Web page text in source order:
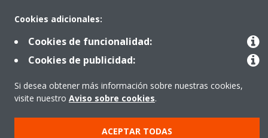
Contactar con Daikin
Copyright © Daikin
Cookies adicionales:
Cookies de funcionalidad:
Cookies de publicidad:
Si desea obtener más información sobre nuestras cookies,
visite nuestro Aviso sobre cookies.
ACEPTAR TODAS